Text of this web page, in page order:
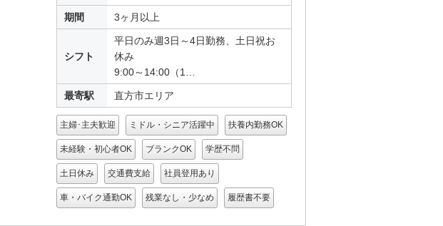
期間 3ヶ月以上
シフト
平日のみ週3日～4日勤務、土日祝お
休み
9:00～14:00（1…
最寄駅 直方市エリア
主婦･主夫歓迎 ミドル・シニア活躍中 扶養内勤務OK
未経験・初心者OK ブランクOK 学歴不問
土日休み 交通費支給 社員登用あり
車・バイク通勤OK 残業なし・少なめ 履歴書不要